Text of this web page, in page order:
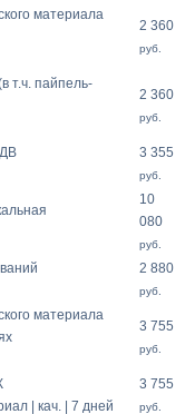
материала
2 360
руб.
т.ч. пайпель-
2 360
руб.
3 355
руб.
10
080
руб.
2 880
руб.
материала
3 755
руб.
| кач. | 7 дней
3 755
руб.